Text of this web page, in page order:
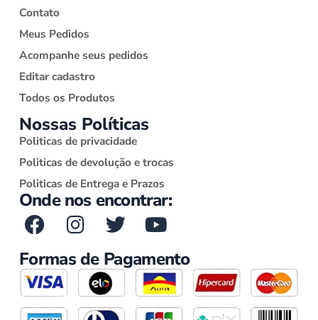
Contato
Meus Pedidos
Acompanhe seus pedidos
Editar cadastro
Todos os Produtos
Nossas Políticas
Politicas de privacidade
Politicas de devolução e trocas
Politicas de Entrega e Prazos
Onde nos encontrar:
Formas de Pagamento